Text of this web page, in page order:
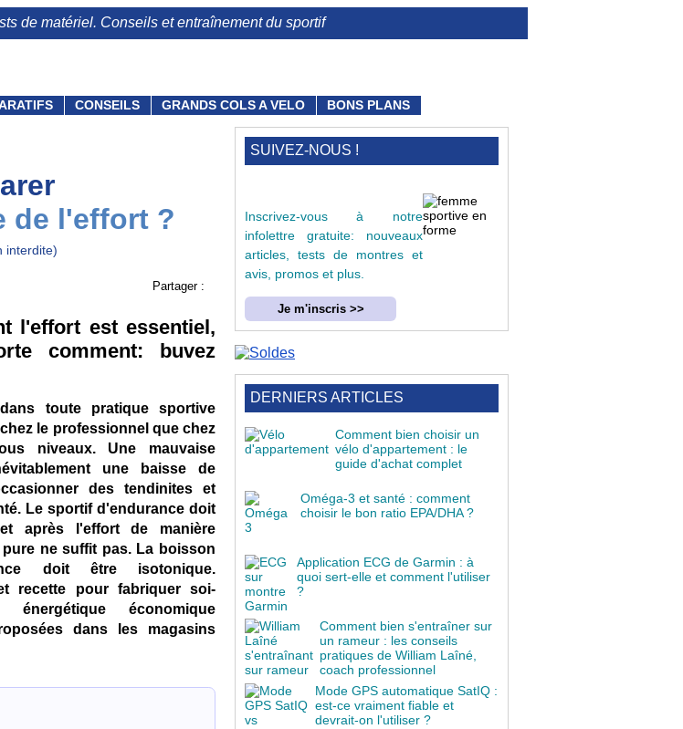
de matériel. Conseils et entraînement du sportif
CONSEILS GRANDS COLS A VELO BONS PLANS
de l'effort ?
interdite)
Partager :
l'effort est essentiel,
comment: buvez
toute pratique sportive
le professionnel que chez
niveaux. Une mauvaise
une baisse de
des tendinites et
Le sportif d'endurance doit
après l'effort de manière
ne suffit pas. La boisson
doit être isotonique.
recette pour fabriquer soi-
économique
dans les magasins
SUIVEZ-NOUS !
Inscrivez-vous à notre
infolettre gratuite: nouveaux
articles, tests de montres et
avis, promos et plus.
Je m'inscris >>
DERNIERS ARTICLES
Comment bien choisir un
vélo d'appartement : le
guide d'achat complet
Oméga-3 et santé : comment
choisir le bon ratio EPA/DHA ?
Application ECG de Garmin : à
quoi sert-elle et comment l'utiliser
?
Comment bien s'entraîner sur
un rameur : les conseils
pratiques de William Laîné,
coach professionnel
Mode GPS automatique SatIQ :
est-ce vraiment fiable et
devrait-on l'utiliser ?